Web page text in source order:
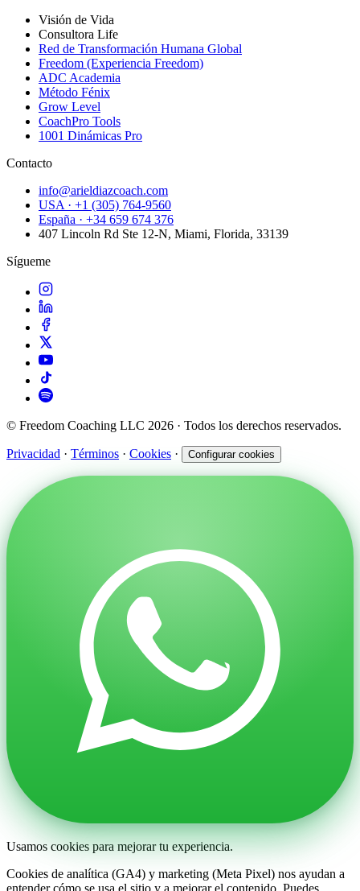
Visión de Vida
Consultora Life
Red de Transformación Humana Global
Freedom (Experiencia Freedom)
ADC Academia
Método Fénix
Grow Level
CoachPro Tools
1001 Dinámicas Pro
Contacto
info@arieldiazcoach.com
USA · +1 (305) 764-9560
España · +34 659 674 376
407 Lincoln Rd Ste 12-N, Miami, Florida, 33139
Sígueme
© Freedom Coaching LLC 2026 · Todos los derechos reservados.
Privacidad · Términos · Cookies · Configurar cookies
Usamos cookies para mejorar tu experiencia.
Cookies de analítica (GA4) y marketing (Meta Pixel) nos ayudan a
entender cómo se usa el sitio y a mejorar el contenido. Puedes